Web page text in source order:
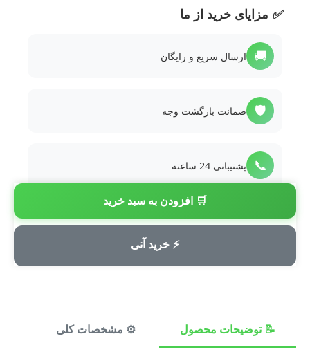
🛒 افزودن به سبد خرید
⚡ خرید آنی
✅ مزایای خرید از ما
🚚 ارسال سریع و رایگان
🛡️ ضمانت بازگشت وجه
📞 پشتیبانی 24 ساعته
💳 پرداخت امن
📝 توضیحات محصول ⚙️ مشخصات کلی